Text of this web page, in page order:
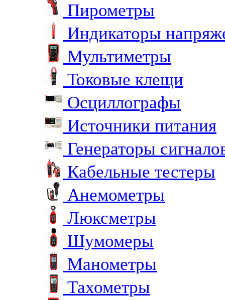
Пирометры
Индикаторы
Мультиметры
Токовые клещи
Осциллографы
Источники питания
Генераторы
Кабельные тестеры
Анемометры
Люксметры
Шумомеры
Манометры
Тахометры